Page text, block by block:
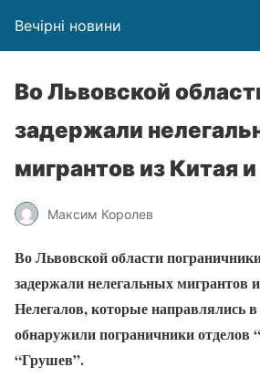
Вечірні новини
Во Львовской
задержали
мигрантов из Китая
Максим Королев
Во Львовской области
задержали нелегальных мигрантов
Нелегалов, которые направлялись
обнаружили пограничники отделов
“Грушев”.